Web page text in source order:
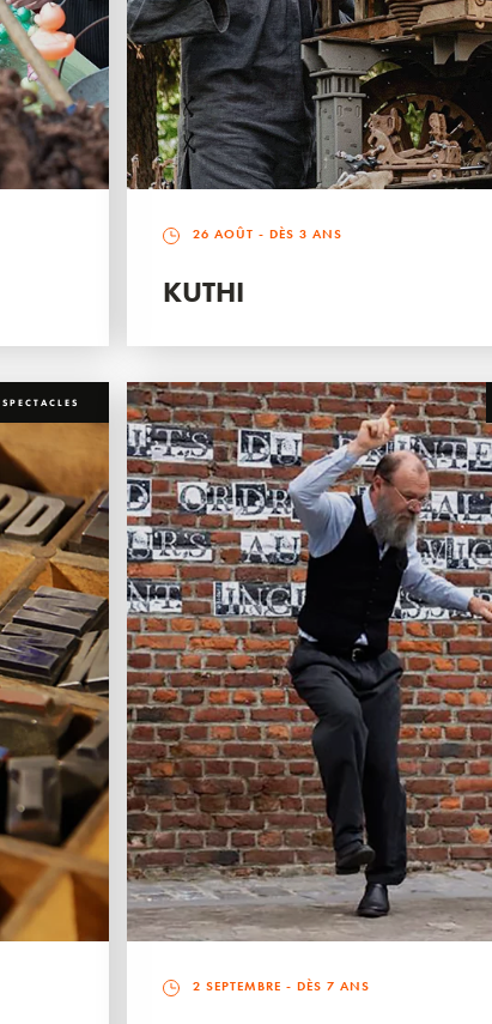
26 AOÛT - DÈS 3 ANS
KUTHI
SPECTACLES
2 SEPTEMBRE - DÈS 7 ANS